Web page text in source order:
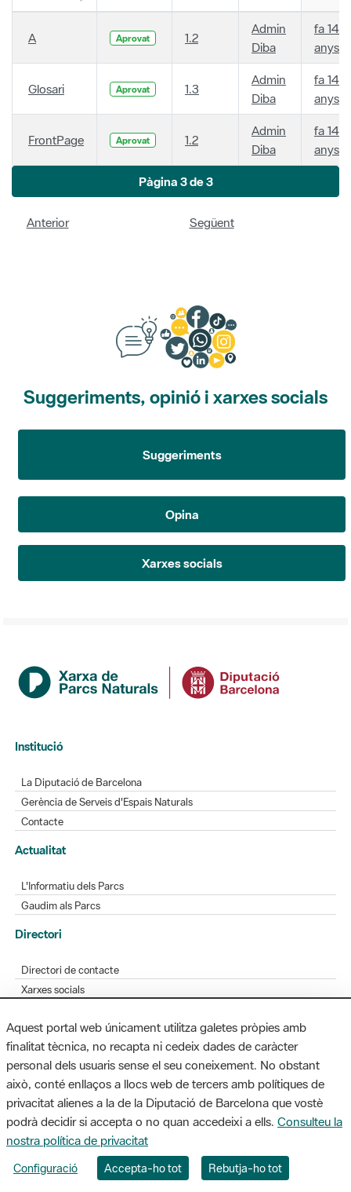
A Aprovat 1.2
Admin
Diba
fa 14
anys
Glosari Aprovat 1.3
Admin
Diba
fa 14
anys
FrontPage Aprovat 1.2
Admin
Diba
fa 14
anys
Pàgina 3 de 3
Anterior Següent
Suggeriments, opinió i xarxes socials
Suggeriments
Opina
Xarxes socials
Institució
La Diputació de Barcelona
Gerència de Serveis d'Espais Naturals
Contacte
Actualitat
L'Informatiu dels Parcs
Gaudim als Parcs
Directori
Directori de contacte
Xarxes socials
Bústia de suggeriments
Opineu sobre els parcs
MAPA WEB AVÍS LEGAL ACCESSIBILITAT
Diputació de Barcelona. Edifici Llacuna, 1a planta. Badajoz, 49. 08005
Barcelona. Tel. 934 022 428 / xarxaparcs@diba.cat
Aquest portal web únicament utilitza galetes pròpies amb
finalitat tècnica, no recapta ni cedeix dades de caràcter
personal dels usuaris sense el seu coneixement. No obstant
això, conté enllaços a llocs web de tercers amb polítiques de
privacitat alienes a la de la Diputació de Barcelona que vostè
podrà decidir si accepta o no quan accedeixi a ells. Consulteu la
nostra política de privacitat
Configuració Accepta-ho tot Rebutja-ho tot